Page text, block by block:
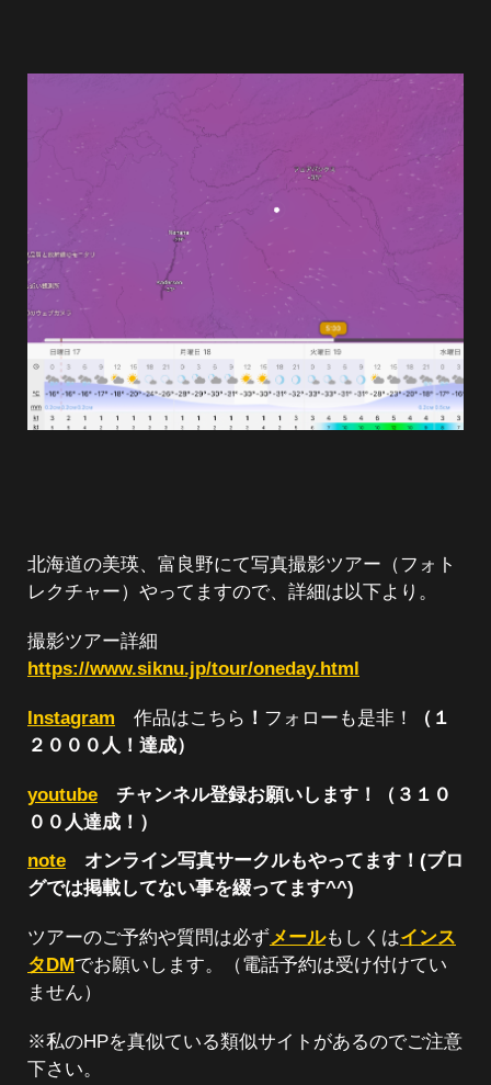
北海道の美瑛、富良野にて写真撮影ツアー（フォト
レクチャー）やってますので、詳細は以下より。
撮影ツアー詳細
https://www.siknu.jp/tour/oneday.html
Instagram 作品はこちら ！ フォローも是非！
（１
２０００人！達成）
youtube チャンネル登録お願いします！（３１０
００人達成！）
note オンライン写真サークルもやってます！(ブロ
グでは掲載してない事を綴ってます^^)
ツアーのご予約や質問は必ずメールもしくはインス
タDM でお願いします。（電話予約は受け付けてい
ません）
※私のHPを真似ている類似サイトがあるのでご注意
下さい。